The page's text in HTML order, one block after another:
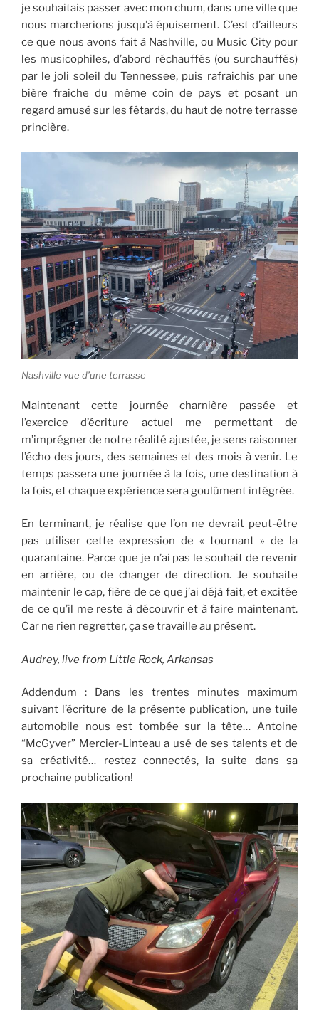
je souhaitais passer avec mon chum, dans une ville que
nous marcherions jusqu’à épuisement. C’est d’ailleurs
ce que nous avons fait à Nashville, ou Music City pour
les musicophiles, d’abord réchauffés (ou surchauffés)
par le joli soleil du Tennessee, puis rafraichis par une
bière fraiche du même coin de pays et posant un
regard amusé sur les fêtards, du haut de notre terrasse
princière.
Nashville vue d’une terrasse
Maintenant cette journée charnière passée et
l’exercice d’écriture actuel me permettant de
m’imprégner de notre réalité ajustée, je sens raisonner
l’écho des jours, des semaines et des mois à venir. Le
temps passera une journée à la fois, une destination à
la fois, et chaque expérience sera goulûment intégrée.
En terminant, je réalise que l’on ne devrait peut-être
pas utiliser cette expression de « tournant » de la
quarantaine. Parce que je n’ai pas le souhait de revenir
en arrière, ou de changer de direction. Je souhaite
maintenir le cap, fière de ce que j’ai déjà fait, et excitée
de ce qu’il me reste à découvrir et à faire maintenant.
Car ne rien regretter, ça se travaille au présent.
Audrey, live from Little Rock, Arkansas
Addendum : Dans les trentes minutes maximum
suivant l’écriture de la présente publication, une tuile
automobile nous est tombée sur la tête… Antoine
“McGyver” Mercier-Linteau a usé de ses talents et de
sa créativité… restez connectés, la suite dans sa
prochaine publication!